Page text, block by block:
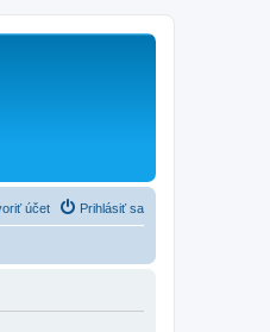
Prihlásiť sa
účet